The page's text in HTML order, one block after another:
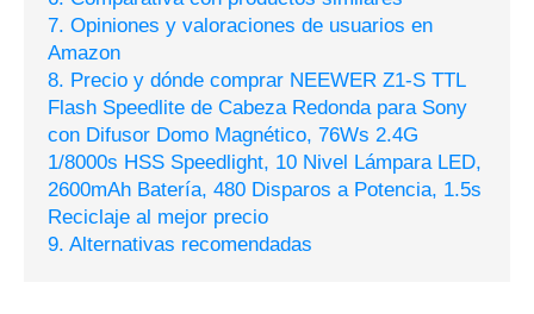
7. Opiniones y valoraciones de usuarios en
Amazon
8. Precio y dónde comprar NEEWER Z1-S TTL
Flash Speedlite de Cabeza Redonda para Sony
con Difusor Domo Magnético, 76Ws 2.4G
1/8000s HSS Speedlight, 10 Nivel Lámpara LED,
2600mAh Batería, 480 Disparos a Potencia, 1.5s
Reciclaje al mejor precio
9. Alternativas recomendadas